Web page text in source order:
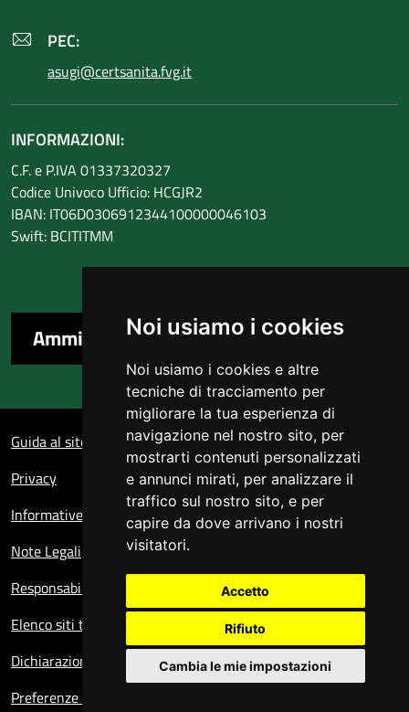
Noi usiamo i cookies
Noi usiamo i cookies e altre
tecniche di tracciamento per
migliorare la tua esperienza di
navigazione nel nostro sito, per
mostrarti contenuti personalizzati
e annunci mirati, per analizzare il
traffico sul nostro sito, e per
capire da dove arrivano i nostri
visitatori.
Accetto
Rifiuto
Cambia le mie impostazioni
PEC:
asugi@certsanita.fvg.it
INFORMAZIONI:
C.F. e P.IVA 01337320327
Codice Univoco Ufficio: HCGJR2
IBAN: IT06D0306912344100000046103
Swift: BCITITMM
Amministrazione trasparente
Guida al sito
Privacy
Informative sul trattamento dei dati personali
Note Legali
Responsabile del sito
Elenco siti tematici
Dichiarazione di accessibilità
Preferenze cookie